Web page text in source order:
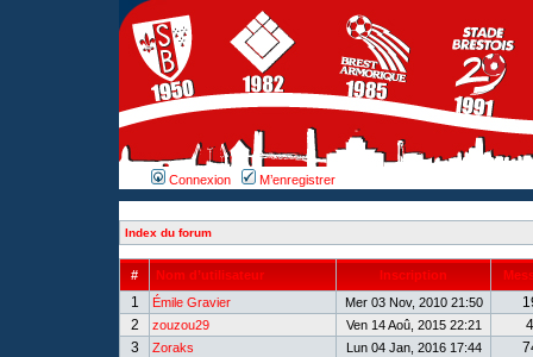
Connexion M’enregistrer
Index du forum
# Nom d’utilisateur Inscription
1 Émile Gravier Mer 03 Nov, 2010 21:50
2
zouzou29 Ven 14 Aoû, 2015 22:21
3
Zoraks Lun 04 Jan, 2016 17:44